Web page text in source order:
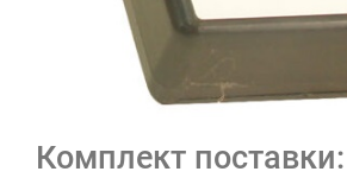
Комплект поставки: